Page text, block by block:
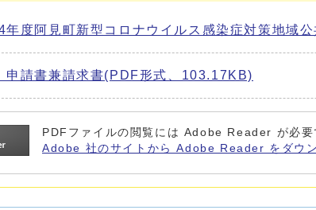
4年度阿見町新型コロナウイルス感染症対策地域
申請書兼請求書(PDF形式、103.17KB)
PDFファイルの閲覧には Adobe Reader が必要
Adobe 社のサイトから Adobe Reader をダウン